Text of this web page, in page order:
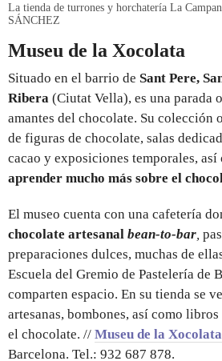
La tienda de turrones y horchatería La
SÁNCHEZ
Museu de la Xocolata
Situado en el barrio de Sant Pere,
Ribera (Ciutat Vella), es una parada
amantes del chocolate. Su colección
de figuras de chocolate, salas
cacao y exposiciones temporales, así
aprender mucho más sobre el
El museo cuenta con una cafetería
chocolate artesanal bean-to-bar
preparaciones dulces, muchas de
Escuela del Gremio de Pastelería de
comparten espacio. En su tienda se
artesanas, bombones, así como
el chocolate. // Museu de la Xocolata
Barcelona. Tel.: 932 687 878.